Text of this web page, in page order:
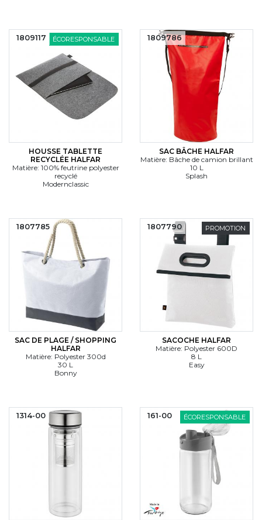
ÉCORESPONSABLE
HOUSSE TABLETTE
RECYCLÉE HALFAR
Matière: 100% feutrine polyester
recyclé
Modernclassic
1809117
SAC BÂCHE HALFAR
Matière: Bâche de camion brillant
10 L
Splash
1809786
SAC DE PLAGE / SHOPPING
HALFAR
Matière: Polyester 300d
30 L
Bonny
1807785 PROMOTION
SACOCHE HALFAR
Matière: Polyester 600D
8 L
Easy
1807790
1314-00 ÉCORESPONSABLE
161-00